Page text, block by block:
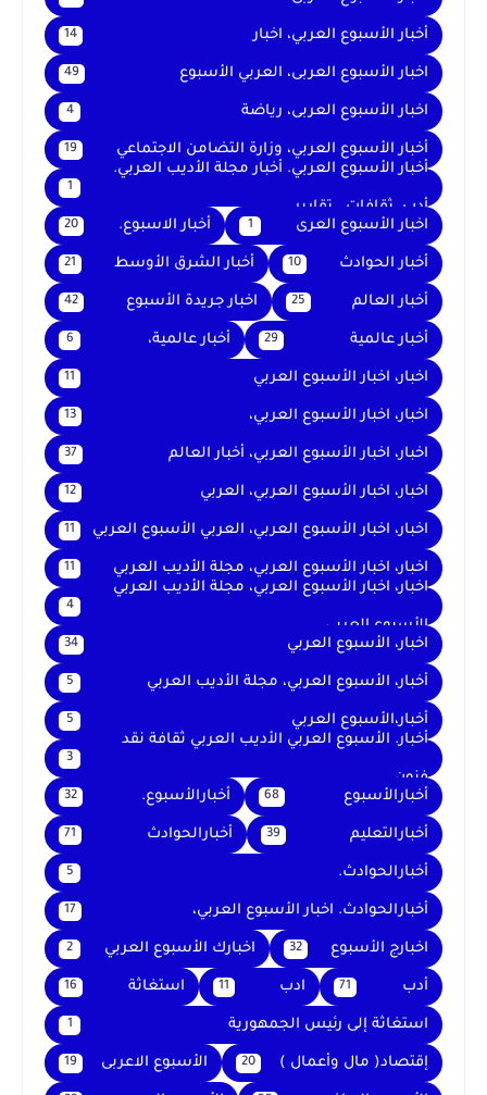
أخبار الأسبوع العربي، اخبار 14
اخبار الأسبوع العربى، العربي الأسبوع 49
اخبار الأسبوع العربى، رياضة 4
أخبار الأسبوع العربي، وزارة التضامن الاجتماعي 19
أخبار الأسبوع العربي. أخبار مجلة الأديب العربي.
أدب. ثقافات . تقارير .
1
اخبار الأسبوع العرى 1 أخبار الاسبوع. 20
أخبار الحوادث 10 أخبار الشرق الأوسط 21
أخبار العالم 25 اخبار جريدة الأسبوع 42
أخبار عالمية 29 أخبار عالمية، 6
اخبار، اخبار الأسبوع العربي 11
اخبار، اخبار الأسبوع العربي، 13
اخبار، اخبار الأسبوع العربي، أخبار العالم 37
اخبار، اخبار الأسبوع العربي، العربي 12
اخبار، اخبار الأسبوع العربي، العربي الأسبوع العربي 11
اخبار، اخبار الأسبوع العربي، مجلة الأديب العربي 11
اخبار، اخبار الأسبوع العربي، مجلة الأديب العربي
الأسبوع العربي
4
اخبار، الأسبوع العربي 34
أخبار، الأسبوع العربي، مجلة الأديب العربي 5
أخبار،الأسبوع العربي 5
أخبار. الأسبوع العربي الأديب العربي ثقافة نقد
فنون
3
أخبارالأسبوع 68 أخبارالأسبوع. 32
أخبارالتعليم 39 أخبارالحوادث 71
أخبارالحوادث. 5
أخبارالحوادث. اخبار الأسبوع العربي، 17
اخبارج الأسبوع 32 اخبارك الأسبوع العربي 2
أدب 71 ادب 11 استغاثة 16
استغاثة إلى رئيس الجمهورية 1
إقتصاد( مال وأعمال ) 20 الأسبوع الاعربى 19